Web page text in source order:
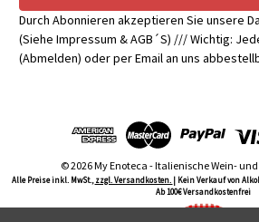
i
l
-
A
e
Durch Abonnieren akzeptieren Sie unsere
(Siehe Impressum & AGB´S) /// Wichtig: Jederzeit per Mail Button
(Abmelden) oder per Email an uns
© 2026 My Enoteca - Italienische Wein-
Alle Preise inkl. MwSt., zzgl. Versandkosten. | Kein Verkauf von
Ab 100€ Versandkostenfrei